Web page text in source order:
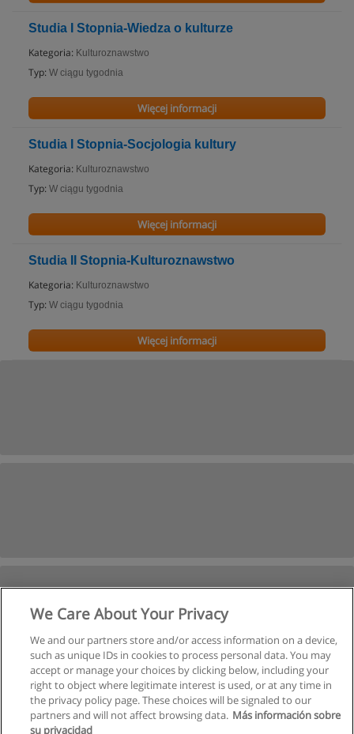
Studia I Stopnia-Wiedza o kulturze
Kategoria: Kulturoznawstwo
Typ: W ciągu tygodnia
Więcej informacji
Studia I Stopnia-Socjologia kultury
Kategoria: Kulturoznawstwo
Typ: W ciągu tygodnia
Więcej informacji
Studia II Stopnia-Kulturoznawstwo
Kategoria: Kulturoznawstwo
Typ: W ciągu tygodnia
Więcej informacji
We Care About Your Privacy
We and our partners store and/or access information on a device,
such as unique IDs in cookies to process personal data. You may
accept or manage your choices by clicking below, including your
right to object where legitimate interest is used, or at any time in
the privacy policy page. These choices will be signaled to our
partners and will not affect browsing data. Más información sobre
su privacidad